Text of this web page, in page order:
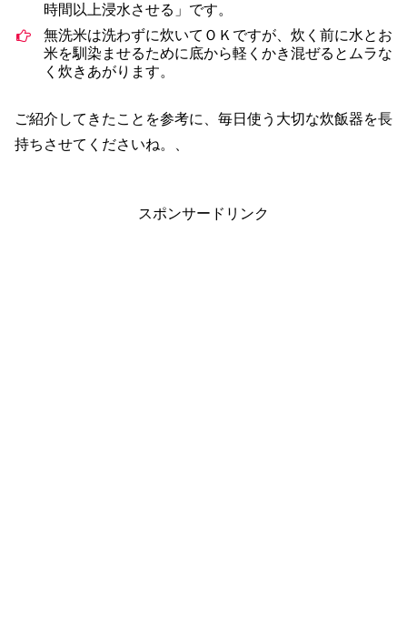
時間以上浸水させる」です。
無洗米は洗わずに炊いてＯＫですが、炊く前に水とお
米を馴染ませるために底から軽くかき混ぜるとムラな
く炊きあがります。
ご紹介してきたことを参考に、毎日使う大切な炊飯器を長
持ちさせてくださいね。、
スポンサードリンク